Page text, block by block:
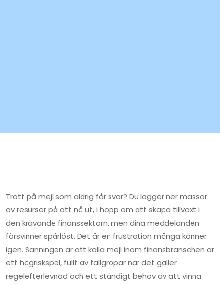
Trött på mejl som aldrig får svar? Du lägger ner massor
av resurser på att nå ut, i hopp om att skapa tillväxt i
den krävande finanssektorn, men dina meddelanden
försvinner spårlöst. Det är en frustration många känner
igen. Sanningen är att kalla mejl inom finansbranschen är
ett högriskspel, fullt av fallgropar när det gäller
regelefterlevnad och ett ständigt behov av att vinna